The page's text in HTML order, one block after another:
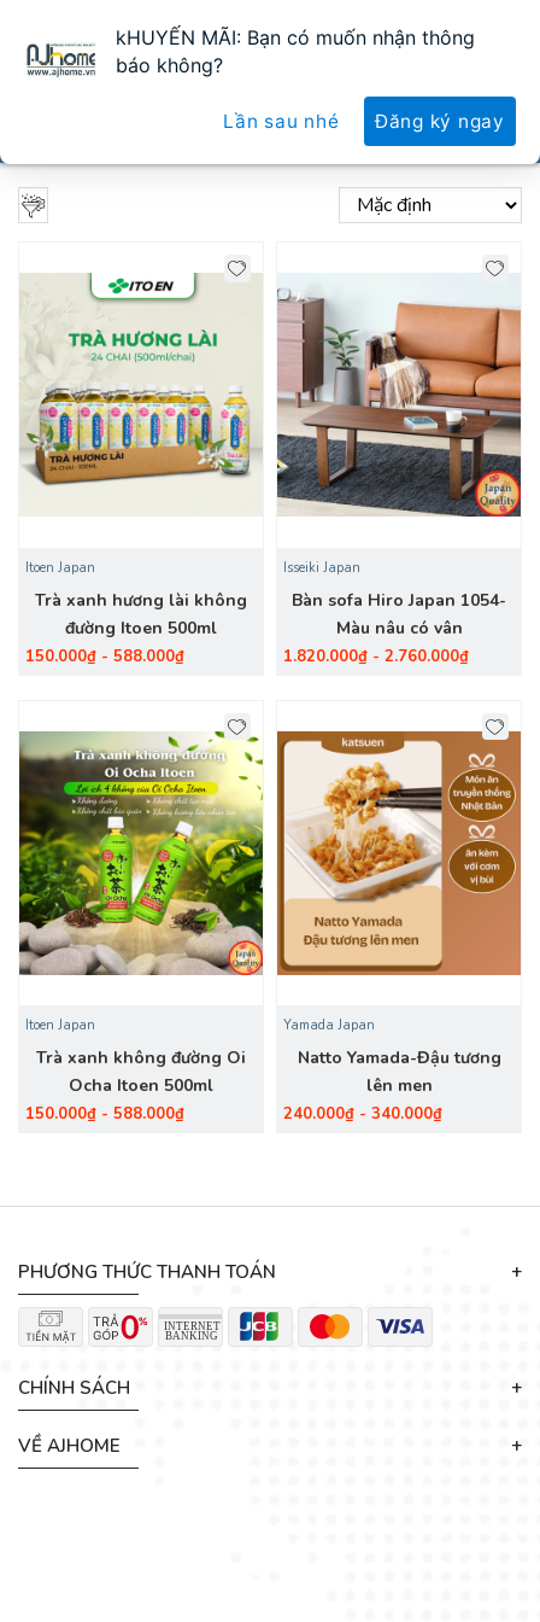
Itoen Japan
Trà xanh hương lài không
đường Itoen 500ml
150.000₫ - 588.000₫
Isseiki Japan
Bàn sofa Hiro Japan 1054-
Màu nâu có vân
1.820.000₫ - 2.760.000₫
Itoen Japan
Trà xanh không đường Oi
Ocha Itoen 500ml
150.000₫ - 588.000₫
Yamada Japan
Natto Yamada-Đậu tương
lên men
240.000₫ - 340.000₫
PHƯƠNG THỨC THANH TOÁN
CHÍNH SÁCH
VỀ AJHOME
kHUYẾN MÃI: Bạn có muốn nhận thông
báo không?
Đăng ký ngay
Lần sau nhé